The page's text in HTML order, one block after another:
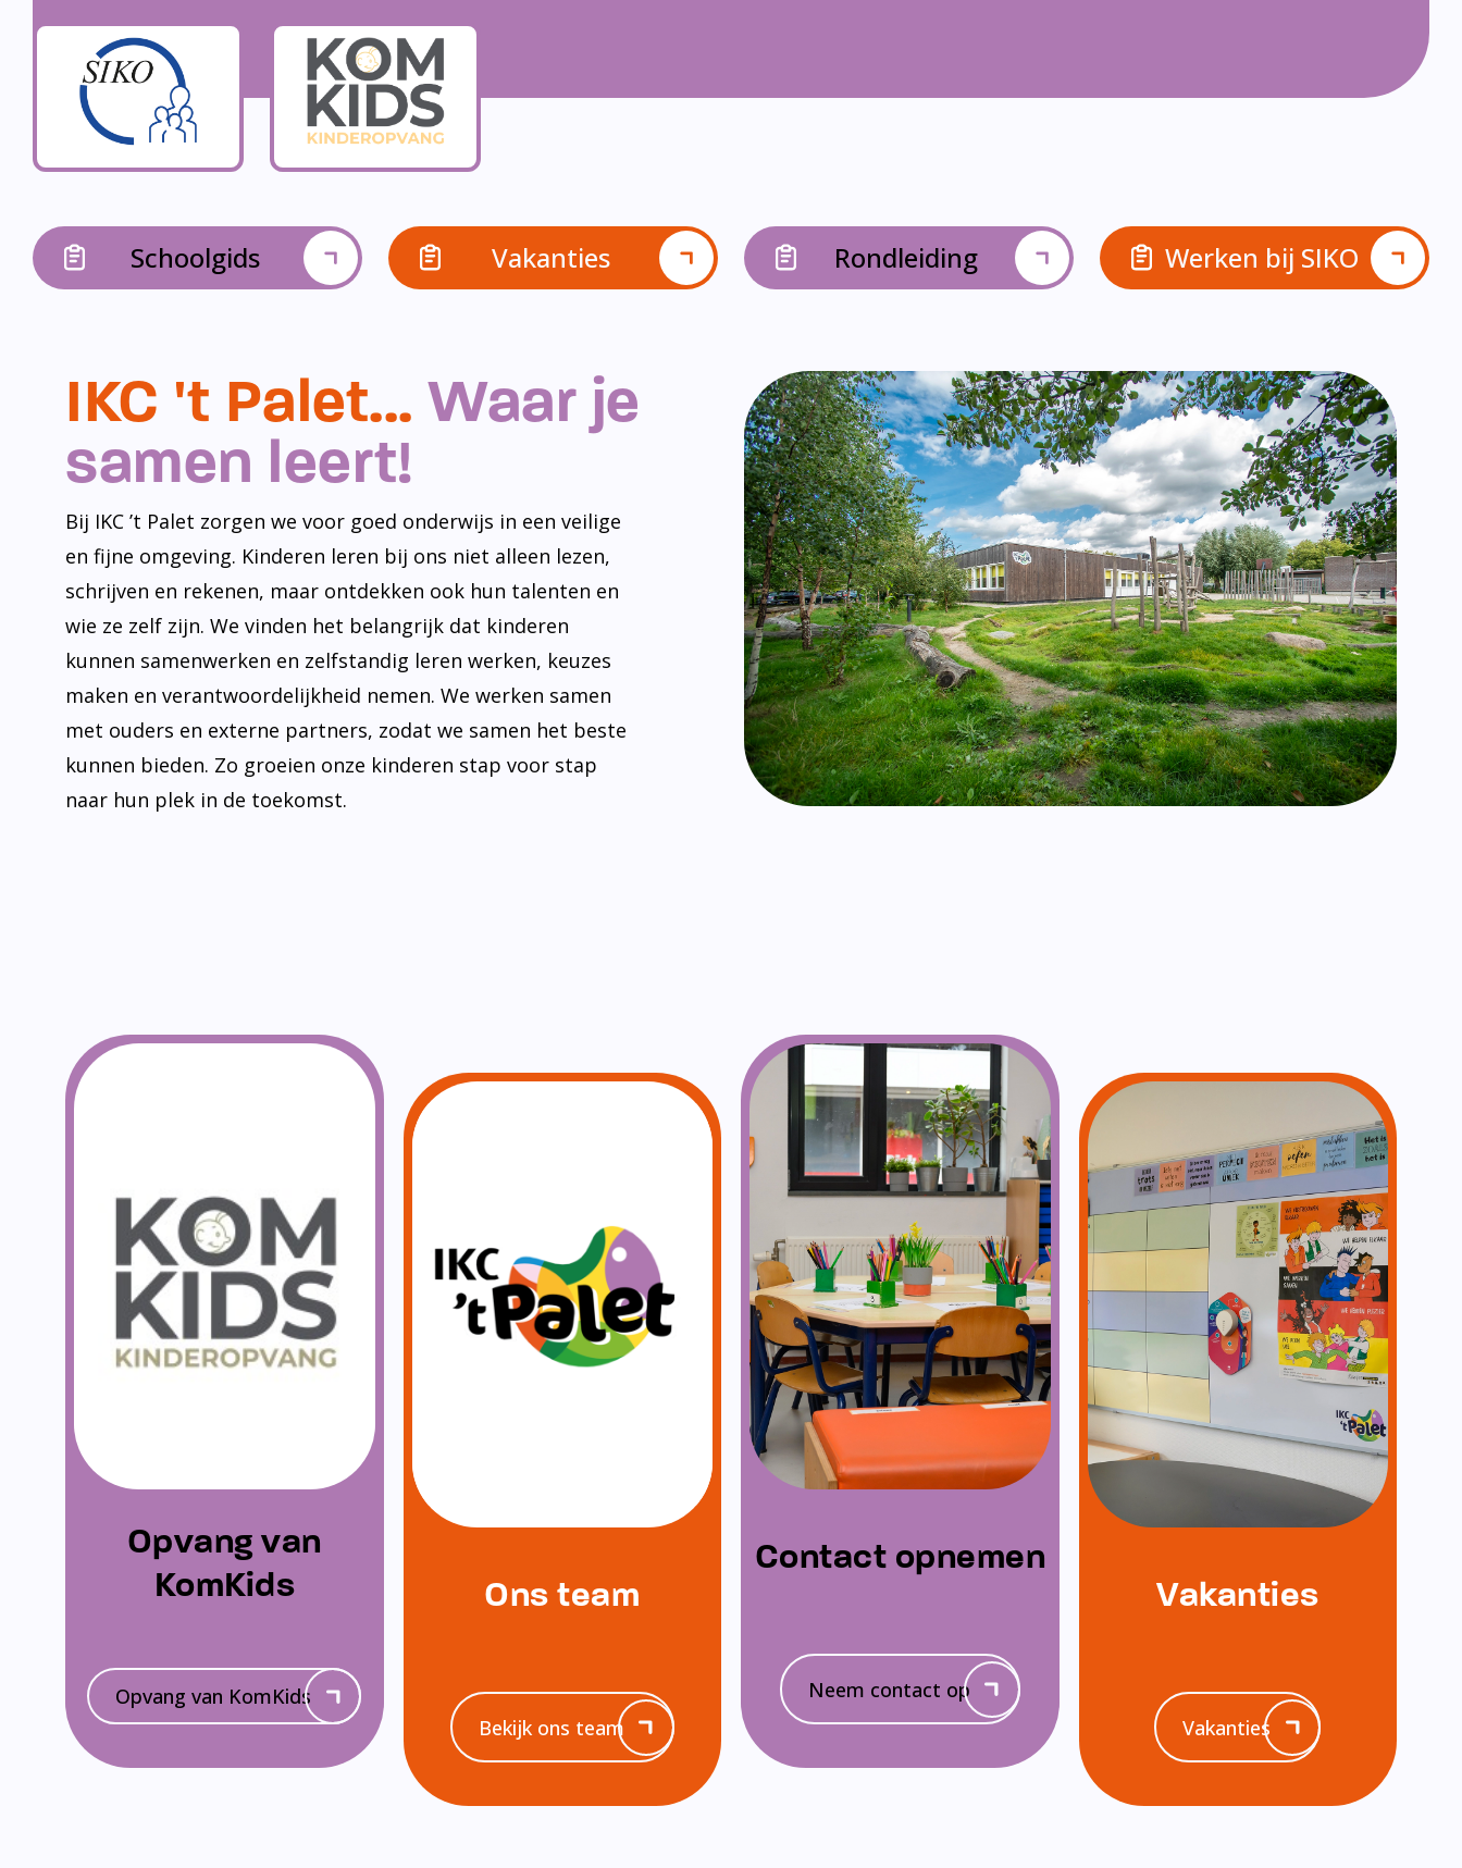
Schoolgids Vakanties Rondleiding Werken bij SIKO
IKC 't Palet... Waar je
samen leert!
Bij IKC ’t Palet zorgen we voor goed onderwijs in een veilige
en fijne omgeving. Kinderen leren bij ons niet alleen lezen,
schrijven en rekenen, maar ontdekken ook hun talenten en
wie ze zelf zijn. We vinden het belangrijk dat kinderen
kunnen samenwerken en zelfstandig leren werken, keuzes
maken en verantwoordelijkheid nemen. We werken samen
met ouders en externe partners, zodat we samen het beste
kunnen bieden. Zo groeien onze kinderen stap voor stap
naar hun plek in de toekomst.
Opvang van
KomKids
Opvang van KomKids
Ons team
Bekijk ons team
Contact opnemen
Neem contact op
Vakanties
Vakanties